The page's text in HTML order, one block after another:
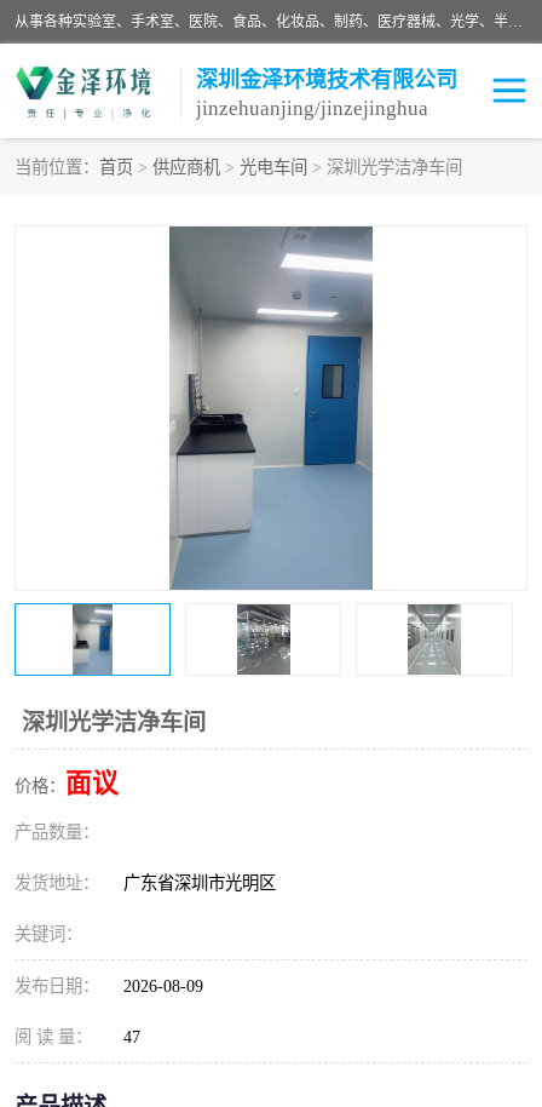
从事各种实验室、手术室、医院、食品、化妆品、制药、医疗器械、光学、半导体、精密电子等无尘车间行业的洁净车间装修设计、净化设备、恒温恒湿空调的设计制作与安装、净化系统工程项目施工及其技术支持服务。
深圳金泽环境技术有限公司
jinzehuanjing/jinzejinghua
当前位置： 首页 > 供应商机 > 光电车间 > 深圳光学洁净车间
深圳光学洁净车间
价格： 面议
产品数量：
发货地址： 广东省深圳市光明区
关键词：
发布日期： 2026-08-09
阅 读 量： 47
实验室净化
GMP车间净化
生命工程
食品饮料
恒温恒湿净化空调
洁净棚